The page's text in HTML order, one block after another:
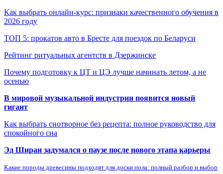
Как выбрать онлайн-курс: признаки качественного обучения в
2026 году
ТОП 5: прокатов авто в Бресте для поездок по Беларуси
Рейтинг ритуальных агентств в Дзержинске
Почему подготовку к ЦТ и ЦЭ лучше начинать летом, а не
осенью
В мировой музыкальной индустрии появится новый
гигант
Как выбрать снотворное без рецепта: полное руководство для
спокойного сна
Эд Ширан задумался о паузе после нового этапа карьеры
Какие породы древесины подходят для доски пола: полный разбор и выбор